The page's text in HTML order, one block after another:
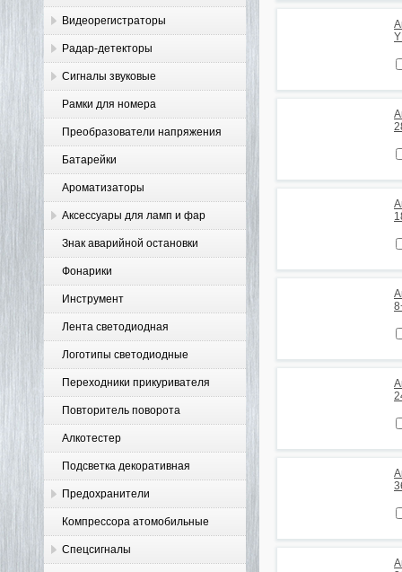
Видеорегистраторы
Радар-детекторы
Сигналы звуковые
Рамки для номера
Преобразователи напряжения
Батарейки
Ароматизаторы
Аксессуары для ламп и фар
Знак аварийной остановки
Фонарики
Инструмент
Лента светодиодная
Логотипы светодиодные
Переходники прикуривателя
Повторитель поворота
Алкотестер
Подсветка декоративная
Предохранители
Компрессора атомобильные
Спецсигналы